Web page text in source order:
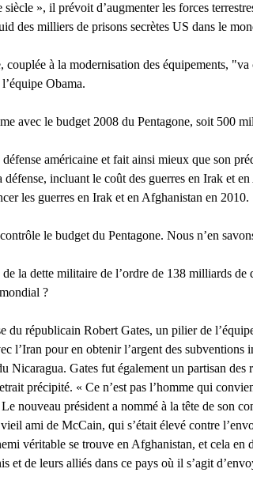
», il prévoit d’augmenter les forces
des milliers de prisons secrètes US dans le
couplée à la modernisation des équipements,
Obama.
avec le budget 2008 du Pentagone, soit 500
américaine et fait ainsi mieux que son
incluant le coût des guerres en Irak et
les guerres en Irak et en Afghanistan en 2010.
le budget du Pentagone. Nous n’en
la dette militaire de l’ordre de 138 milliards
?
du républicain Robert Gates, un pilier de
l’Iran pour en obtenir l’argent des subventions
Nicaragua. Gates fut également un partisan des
précipité. « Ce n’est pas l’homme qui
nouveau président a nommé à la tête de son
ami de McCain, qui s’était élevé contre
véritable se trouve en Afghanistan, et cela en
de leurs alliés dans ce pays où il s’agit